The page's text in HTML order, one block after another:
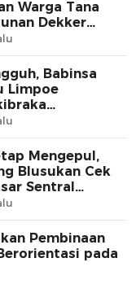
Warga Tana
Dekker
Babinsa
Limpoe
Mengepul,
Blusukan Cek
Sentral
Pembinaan
pada